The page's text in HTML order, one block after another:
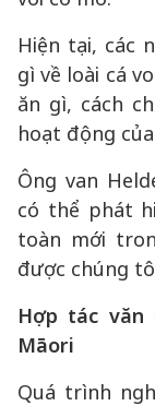
Hiện tại, các
gì về loài cá
ăn gì, cách
hoạt động
Ông van
có thể phát
toàn mới
được chúng
Hợp tác
Māori
Quá trình